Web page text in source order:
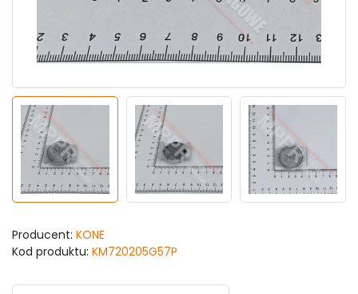
Producent: KONE
Kod produktu: KM720205G57P